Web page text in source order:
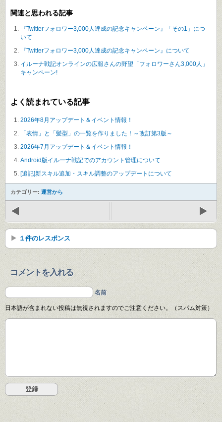
関連と思われる記事
『Twitterフォロワー3,000人達成の記念キャンペーン』「その1」につ
いて
『Twitterフォロワー3,000人達成の記念キャンペーン』について
イルーナ戦記オンラインの広報さんの野望「フォロワーさん3,000人」
キャンペーン!
よく読まれている記事
2026年8月アップデート＆イベント情報！
「表情」と「髪型」の一覧を作りました！～改訂第3版～
2026年7月アップデート＆イベント情報！
Android版イルーナ戦記でのアカウント管理について
[追記]新スキル追加・スキル調整のアップデートについて
カテゴリー: 運営から
１件のレスポンス
コメントを入れる
名前
日本語が含まれない投稿は無視されますのでご注意ください。（スパム対策）